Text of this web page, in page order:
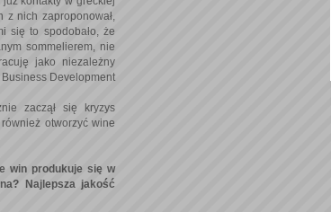
z nich zaproponował,
się to spodobało, że
sommelierem, nie
jako niezależny
Development
zaczął się kryzys
otworzyć wine
win produkuje się w
Najlepsza jakość